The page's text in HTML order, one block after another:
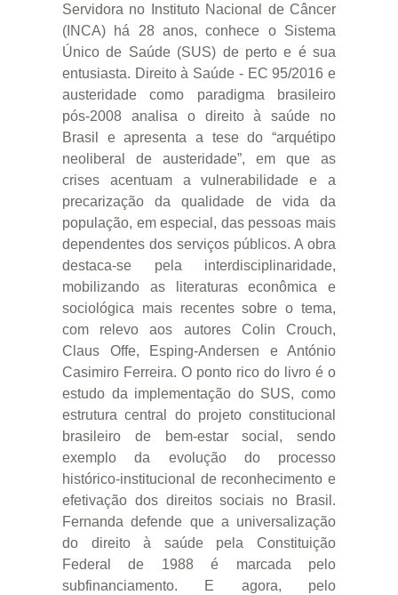
Servidora no Instituto Nacional de Câncer
(INCA) há 28 anos, conhece o Sistema
Único de Saúde (SUS) de perto e é sua
entusiasta. Direito à Saúde - EC 95/2016 e
austeridade como paradigma brasileiro
pós-2008 analisa o direito à saúde no
Brasil e apresenta a tese do “arquétipo
neoliberal de austeridade”, em que as
crises acentuam a vulnerabilidade e a
precarização da qualidade de vida da
população, em especial, das pessoas mais
dependentes dos serviços públicos. A obra
destaca-se pela interdisciplinaridade,
mobilizando as literaturas econômica e
sociológica mais recentes sobre o tema,
com relevo aos autores Colin Crouch,
Claus Offe, Esping-Andersen e António
Casimiro Ferreira. O ponto rico do livro é o
estudo da implementação do SUS, como
estrutura central do projeto constitucional
brasileiro de bem-estar social, sendo
exemplo da evolução do processo
histórico-institucional de reconhecimento e
efetivação dos direitos sociais no Brasil.
Fernanda defende que a universalização
do direito à saúde pela Constituição
Federal de 1988 é marcada pelo
subfinanciamento. E agora, pelo